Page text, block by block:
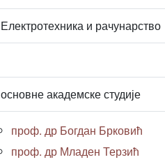
Електротехника и рачунарство
основне академске студије
проф. др Богдан Брковић
проф. др Младен Терзић